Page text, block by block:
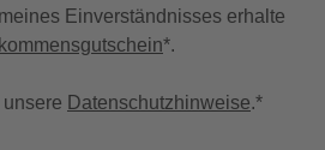
Einverständnisses erhalte
*.
Datenschutzhinweise.